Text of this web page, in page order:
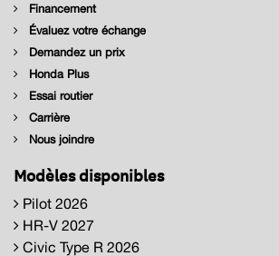
Financement
Évaluez votre échange
Demandez un prix
Honda Plus
Essai routier
Carrière
Nous joindre
Modèles disponibles
Pilot 2026
HR-V 2027
Civic Type R 2026